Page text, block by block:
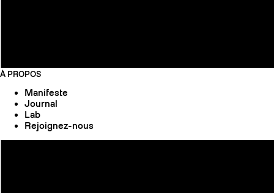
À PROPOS
Manifeste
Journal
Lab
Rejoignez-nous